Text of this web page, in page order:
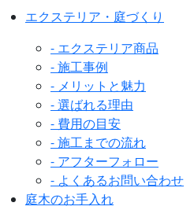
エクステリア・庭づくり
- エクステリア商品
- 施工事例
- メリットと魅力
- 選ばれる理由
- 費用の目安
- 施工までの流れ
- アフターフォロー
- よくあるお問い合わせ
庭木のお手入れ